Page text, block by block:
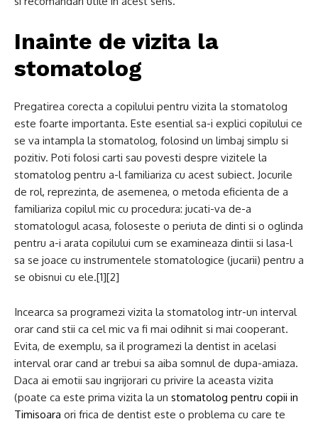
Inainte de vizita la
stomatolog
Pregatirea corecta a copilului pentru vizita la stomatolog
este foarte importanta. Este esential sa-i explici copilului ce
se va intampla la stomatolog, folosind un limbaj simplu si
pozitiv. Poti folosi carti sau povesti despre vizitele la
stomatolog pentru a-l familiariza cu acest subiect. Jocurile
de rol, reprezinta, de asemenea, o metoda eficienta de a
familiariza copilul mic cu procedura: jucati-va de-a
stomatologul acasa, foloseste o periuta de dinti si o oglinda
pentru a-i arata copilului cum se examineaza dintii si lasa-l
sa se joace cu instrumentele stomatologice (jucarii) pentru a
se obisnui cu ele.[1][2]
Incearca sa programezi vizita la stomatolog intr-un interval
orar cand stii ca cel mic va fi mai odihnit si mai cooperant.
Evita, de exemplu, sa il programezi la dentist in acelasi
interval orar cand ar trebui sa aiba somnul de dupa-amiaza.
Daca ai emotii sau ingrijorari cu privire la aceasta vizita
(poate ca este prima vizita la un stomatolog pentru copii in
Timisoara ori frica de dentist este o problema cu care te